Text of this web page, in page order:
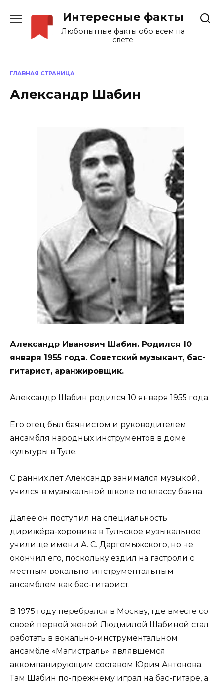
содержанию
Интересные факты
Любопытные факты обо всем на
свете
ГЛАВНАЯ СТРАНИЦА
Александр Шабин
Александр Иванович Шабин. Родился 10
января 1955 года. Советский музыкант, бас-
гитарист, аранжировщик.
Александр Шабин родился 10 января 1955 года.
Его отец был баянистом и руководителем
ансамбля народных инструментов в доме
культуры в Туле.
С ранних лет Александр занимался музыкой,
учился в музыкальной школе по классу баяна.
Далее он поступил на специальность
дирижёра-хоровика в Тульское музыкальное
училище имени А. С. Даргомыжского, но не
окончил его, поскольку ездил на гастроли с
местным вокально-инструментальным
ансамблем как бас-гитарист.
В 1975 году перебрался в Москву, где вместе со
своей первой женой Людмилой Шабиной стал
работать в вокально-инструментальном
ансамбле «Магистраль», являвшемся
аккомпанирующим составом Юрия Антонова.
Там Шабин по-прежнему играл на бас-гитаре, а